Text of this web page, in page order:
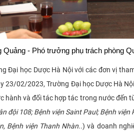
Quảng - Phó trưởng phụ trách phòng
Đại học Dược Hà Nội với các đơn vị
02/2023, Trường Đại học Dược Hà Nội
và đối tác hợp tác trong nước đến
đội 108; Bệnh viện Saint Paul; Bệnh
Bệnh viện Thanh Nhàn..) và doanh